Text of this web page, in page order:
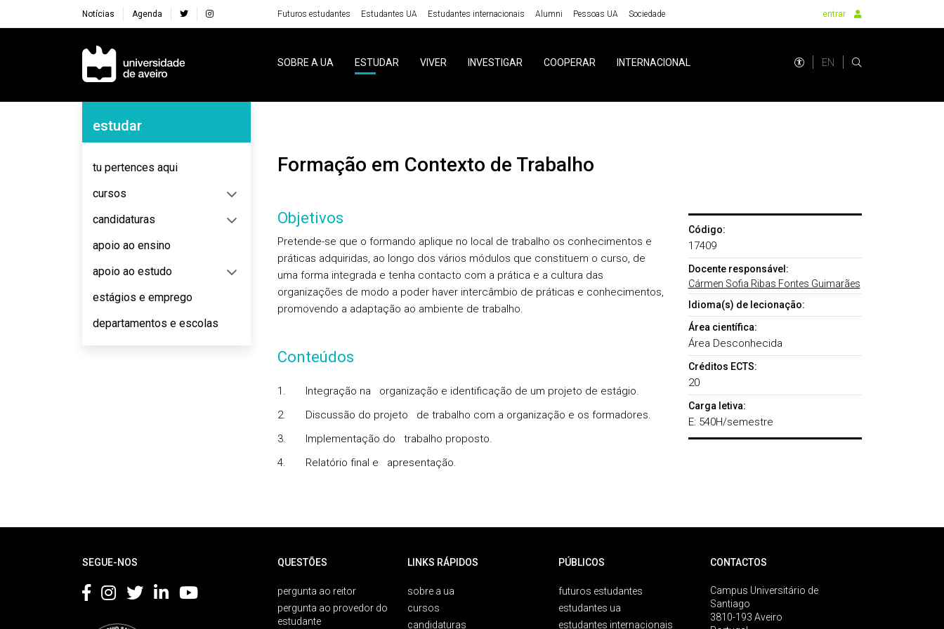
Notícias Agenda Futuros estudantes Estudantes UA Estudantes internacionais Alumni Pessoas UA Sociedade entrar
Navegação Principal
SOBRE A UA ESTUDAR VIVER INVESTIGAR COOPERAR INTERNACIONAL EN
Navegação Lateral
estudar
tu pertences aqui
cursos
candidaturas
apoio ao ensino
apoio ao estudo
estágios e emprego
departamentos e escolas
Formação em Contexto de Trabalho
Objetivos
Pretende-se que o formando aplique no local de trabalho os conhecimentos e
práticas adquiridas, ao longo dos vários módulos que constituem o curso, de
uma forma integrada e tenha contacto com a prática e a cultura das
organizações de modo a poder haver intercâmbio de práticas e conhecimentos,
promovendo a adaptação ao ambiente de trabalho.
Conteúdos
1. Integração na organização e identificação de um projeto de estágio.
2. Discussão do projeto de trabalho com a organização e os formadores.
3. Implementação do trabalho proposto.
4. Relatório final e apresentação.
Código:
17409
Docente responsável:
Cármen Sofia Ribas Fontes Guimarães
Idioma(s) de lecionação:
Área científica:
Área Desconhecida
Créditos ECTS:
20
Carga letiva:
E: 540H/semestre
SEGUE-NOS QUESTÕES
pergunta ao reitor
pergunta ao provedor do
estudante
LINKS RÁPIDOS
sobre a ua
cursos
candidaturas
PÚBLICOS
futuros estudantes
estudantes ua
estudantes internacionais
CONTACTOS
Campus Universitário de
Santiago
3810-193 Aveiro